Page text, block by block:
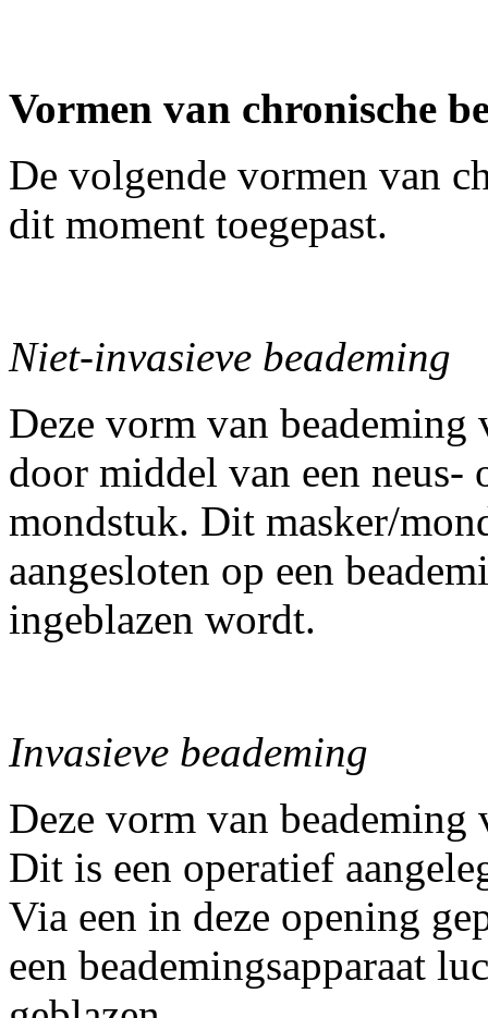
Vormen van chronische
De volgende vormen van
dit moment toegepast.
Niet-invasieve beademing
Deze vorm van
door middel van een neus-
mondstuk. Dit masker/
aangesloten op een
ingeblazen wordt.
Invasieve beademing
Deze vorm van beademing
Dit is een operatief
Via een in deze opening
een beademingsapparaat